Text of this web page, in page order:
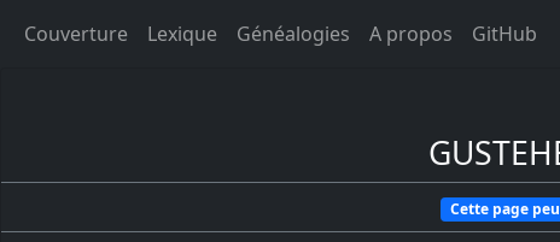
Couverture Lexique Généalogies A propos GitHub
Cette page